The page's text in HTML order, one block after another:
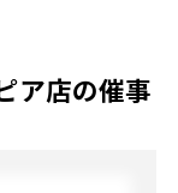
ア店の催事